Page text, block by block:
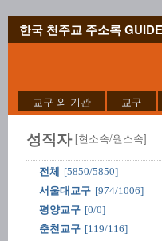
한국 천주교 주소록
교구 외 기관 교구
성직자 [현소속/원소속]
전체
[5850/5850]
서울대교구 [974/1006]
평양교구 [0/0]
춘천교구 [119/116]